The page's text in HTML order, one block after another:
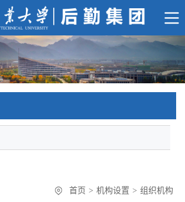
首页 > 机构设置 > 组织机构